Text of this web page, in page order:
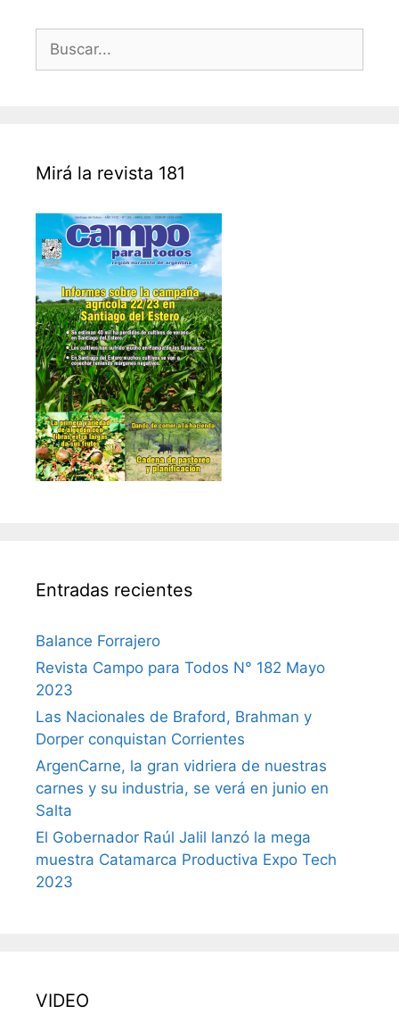
Mirá la revista 181
Entradas recientes
Balance Forrajero
Revista Campo para Todos N° 182 Mayo
2023
Las Nacionales de Braford, Brahman y
Dorper conquistan Corrientes
ArgenCarne, la gran vidriera de nuestras
carnes y su industria, se verá en junio en
Salta
El Gobernador Raúl Jalil lanzó la mega
muestra Catamarca Productiva Expo Tech
2023
VIDEO